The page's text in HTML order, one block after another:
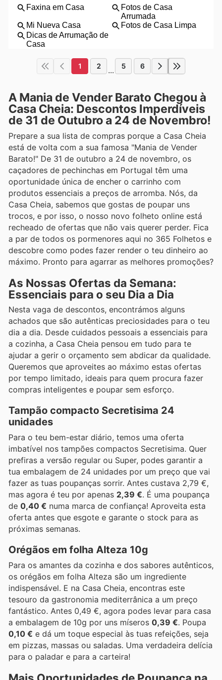
1 2 ... 5 6
A Mania de Vender Barato Chegou à
Casa Cheia: Descontos Imperdíveis
de 31 de Outubro a 24 de Novembro!
Prepare a sua lista de compras porque a Casa Cheia
está de volta com a sua famosa "Mania de Vender
Barato!" De 31 de outubro a 24 de novembro, os
caçadores de pechinchas em Portugal têm uma
oportunidade única de encher o carrinho com
produtos essenciais a preços de arromba. Nós, da
Casa Cheia, sabemos que gostas de poupar uns
trocos, e por isso, o nosso novo folheto online está
recheado de ofertas que não vais querer perder. Fica
a par de todos os pormenores aqui no 365 Folhetos e
descobre como podes fazer render o teu dinheiro ao
máximo. Pronto para agarrar as melhores promoções?
As Nossas Ofertas da Semana:
Essenciais para o seu Dia a Dia
Nesta vaga de descontos, encontrámos alguns
achados que são autênticas preciosidades para o teu
dia a dia. Desde cuidados pessoais a essenciais para
a cozinha, a Casa Cheia pensou em tudo para te
ajudar a gerir o orçamento sem abdicar da qualidade.
Queremos que aproveites ao máximo estas ofertas
por tempo limitado, ideais para quem procura fazer
compras inteligentes e poupar sem esforço.
Tampão compacto Secretisima 24
unidades
Para o teu bem-estar diário, temos uma oferta
imbatível nos tampões compactos Secretisima. Quer
prefiras a versão regular ou Super, podes garantir a
tua embalagem de 24 unidades por um preço que vai
fazer as tuas poupanças sorrir. Antes custava 2,79 €,
mas agora é teu por apenas 2,39 €. É uma poupança
de 0,40 € numa marca de confiança! Aproveita esta
oferta antes que esgote e garante o stock para as
próximas semanas.
Orégãos em folha Alteza 10g
Para os amantes da cozinha e dos sabores autênticos,
os orégãos em folha Alteza são um ingrediente
indispensável. E na Casa Cheia, encontras este
tesouro da gastronomia mediterrânica a um preço
fantástico. Antes 0,49 €, agora podes levar para casa
a embalagem de 10g por uns míseros 0,39 €. Poupa
0,10 € e dá um toque especial às tuas refeições, seja
em pizzas, massas ou saladas. Uma verdadeira delícia
para o paladar e para a carteira!